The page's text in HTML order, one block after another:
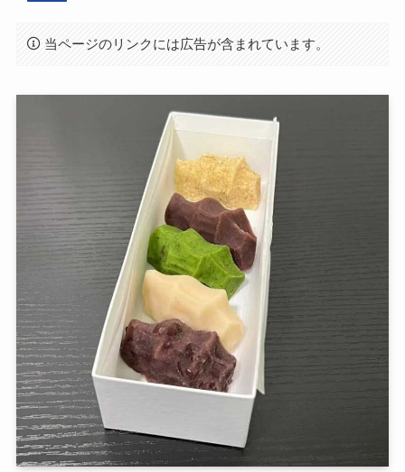
当ページのリンクには広告が含まれています。